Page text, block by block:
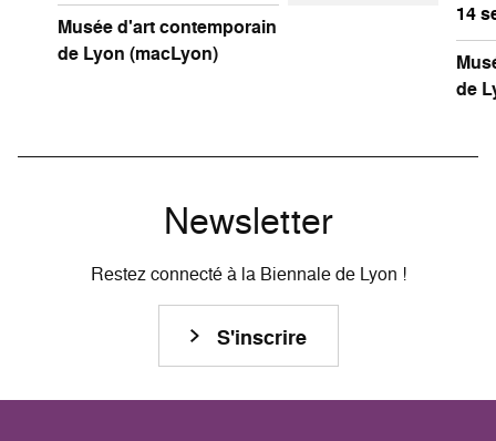
Musée d'art contemporain
de Lyon (macLyon)
14
de
Newsletter
Restez connecté à la Biennale de Lyon !
S'inscrire